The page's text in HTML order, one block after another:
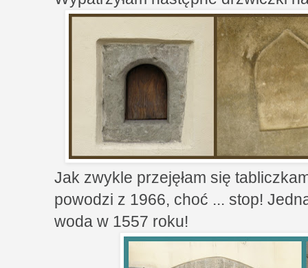
Jak zwykle przejęłam się
powodzi z 1966, choć ... stop!
woda w 1557 roku!